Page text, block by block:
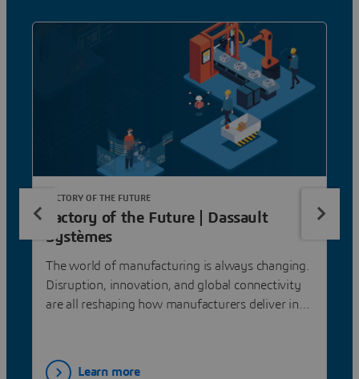
Factory of the Future | Dassault
Systèmes
The world of manufacturing is always changing.
Disruption, innovation, and global connectivity
are all reshaping how manufacturers deliver in
FACTORY OF THE FUTURE
Learn more